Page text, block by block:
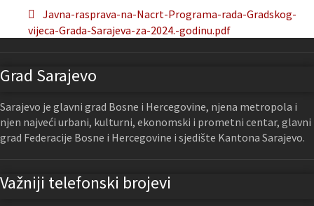
Javna-rasprava-na-Nacrt-Programa-rada-Gradskog-
vijeca-Grada-Sarajeva-za-2024.-godinu.pdf
Grad Sarajevo
Sarajevo je glavni grad Bosne i Hercegovine, njena metropola i
njen najveći urbani, kulturni, ekonomski i prometni centar, glavni
grad Federacije Bosne i Hercegovine i sjedište Kantona Sarajevo.
Važniji telefonski brojevi